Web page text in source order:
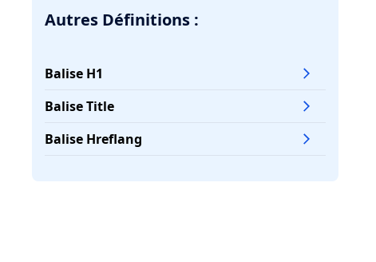
Les éléments indispensables à
intégrer dans un footer efficace
l'expérience utilisateur
Optimisation SEO du footer
Les éléments indispensables à
Autres Définitions :
Balise H1
Balise Title
Balise Hreflang